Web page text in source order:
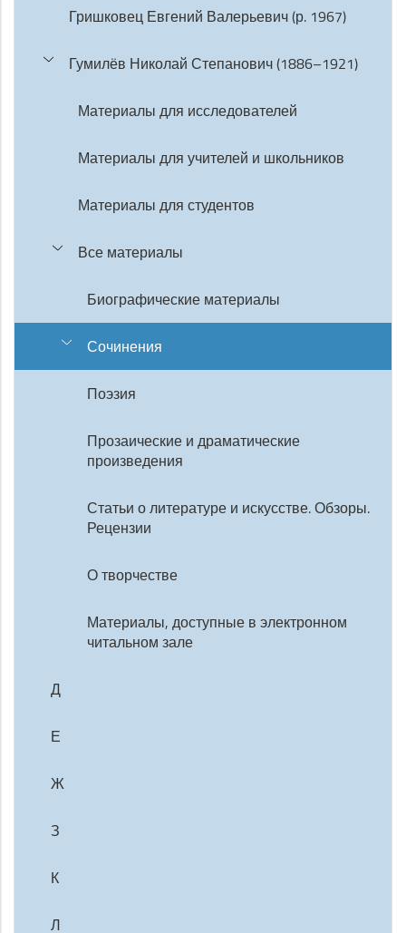
Гришковец Евгений Валерьевич (р. 1967)
Гумилёв Николай Степанович (1886–1921)
Материалы для исследователей
Материалы для учителей и школьников
Материалы для студентов
Все материалы
Биографические материалы
Сочинения
Поэзия
Прозаические и драматические
произведения
Статьи о литературе и искусстве. Обзоры.
Рецензии
О творчестве
Материалы, доступные в электронном
читальном зале
Д
Е
Ж
З
К
Л